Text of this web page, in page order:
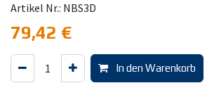
Artikel Nr.: NBS3D
79,42 €
In den Warenkorb